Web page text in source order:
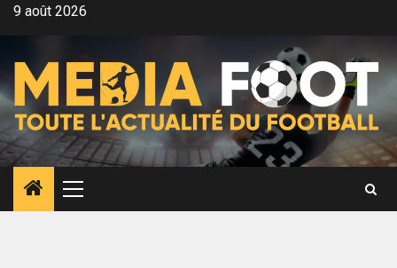
Aller9 août 2026
Menu
principal